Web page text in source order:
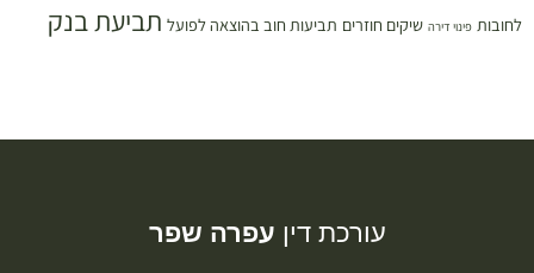
לחובות פינוי דירה שיקים חוזרים תביעות חוב בהוצאה לפועל תביעת בנק
עורכת דין עפרה שפר